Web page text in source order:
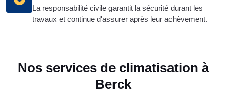
La responsabilité civile garantit la sécurité durant les
travaux et continue d'assurer après leur achèvement.
Nos services de climatisation à
Berck